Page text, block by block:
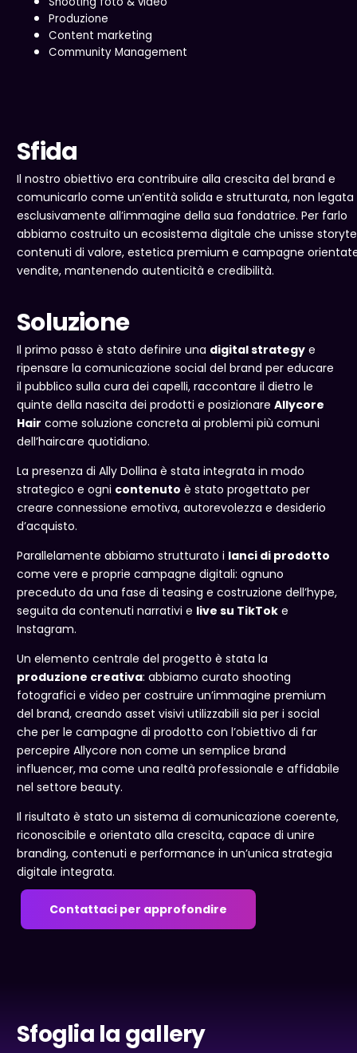
Produzione
Content marketing
Community Management
Sfida
Il nostro obiettivo era contribuire alla crescita del brand e
comunicarlo come un’entità solida e strutturata, non legata
esclusivamente all’immagine della sua fondatrice. Per farlo
abbiamo costruito un ecosistema digitale che unisse
contenuti di valore, estetica premium e campagne
vendite, mantenendo autenticità e credibilità.
Soluzione
Il primo passo è stato definire una digital strategy e
ripensare la comunicazione social del brand per educare
il pubblico sulla cura dei capelli, raccontare il dietro le
quinte della nascita dei prodotti e posizionareAllycore
Hair come soluzione concreta ai problemi più comuni
dell’haircare quotidiano.
La presenza di Ally Dollina è stata integrata in modo
strategico e ogni contenuto è stato progettato per
creare connessione emotiva, autorevolezza e desiderio
d’acquisto.
Parallelamente abbiamo strutturato i lanci di prodotto
come vere e proprie campagne digitali: ognuno
preceduto da una fase di teasing e costruzione dell’hype,
seguita da contenuti narrativi e live su TikTok e
Instagram.
Un elemento centrale del progetto è stata la
produzione creativa: abbiamo curato shooting
fotografici e video per costruire un’immagine premium
del brand, creando asset visivi utilizzabili sia per i social
che per le campagne di prodotto con l’obiettivo di far
percepire Allycore non come un semplice brand
influencer, ma come una realtà professionale e affidabile
nel settore beauty.
Il risultato è stato un sistema di comunicazione coerente,
riconoscibile e orientato alla crescita, capace di unire
branding, contenuti e performance in un’unica strategia
digitale integrata.
Contattaci per approfondire
Sfoglia la gallery